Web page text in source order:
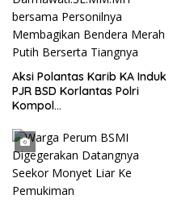
Aksi Polantas Karib KA Induk
PJR BSD Korlantas Polri
Kompol
bersama Personilnya
Membagikan Bendera Merah
Putih Berserta Tiangnya